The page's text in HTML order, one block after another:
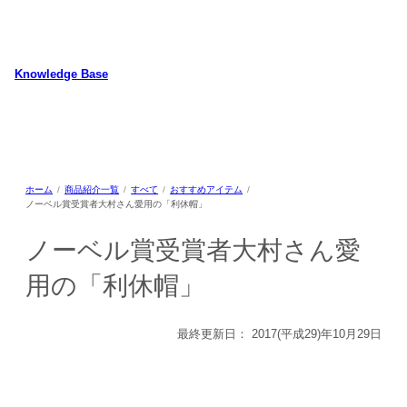
スKnowledge Base
ホーム 商品紹介一覧 すべて
おすすめアイテム
ノーベル賞受賞者大村さん愛用の「利休帽」
ノーベル賞受賞者大村さん愛
用の「利休帽」
最終更新日： 2017(平成29)年10月29日